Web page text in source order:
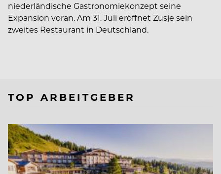
niederländische Gastronomiekonzept seine
Expansion voran. Am 31. Juli eröffnet Zusje sein
zweites Restaurant in Deutschland.
TOP ARBEITGEBER